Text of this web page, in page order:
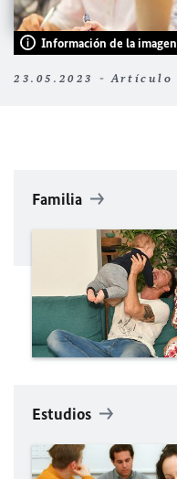
Información de la imagen
23.05.2023 - Artículo
Familia
Estudios